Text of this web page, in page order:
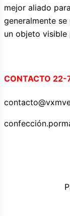
mejor aliado
generalmente
un objeto
CONTACTO